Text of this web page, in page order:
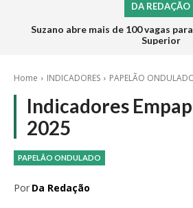
DA REDAÇÃO
Suzano abre mais de 100 vagas
Superior
Home INDICADORES PAPELÃO
Indicadores
2025
PAPELÃO ONDULADO
Por Da Redação